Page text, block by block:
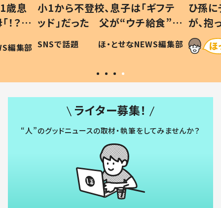
息子は「ギフテ
が“ウチ給食”を
とは #令和の親
・とせなNEWS編集部
ひ孫にデレデレな80歳じいじ
が、抱っこすると…ひ孫の反
「涙が出ました」「可愛くて仕
い」
ほ・とせなNEWS編
ライター募集！
“人”のグッドニュースの取材・執筆をしてみませんか？